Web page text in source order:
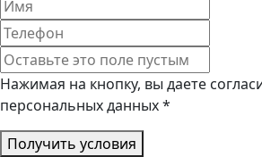
Нажимая на кнопку, вы даете
персональных данных *
Получить условия